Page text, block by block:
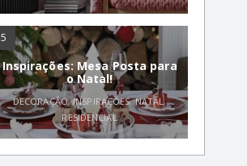
5
Inspirações: Mesa Posta para
o Natal!
DECORAÇÃO,INSPIRAÇÕES,NATAL,
RESIDENCIAL